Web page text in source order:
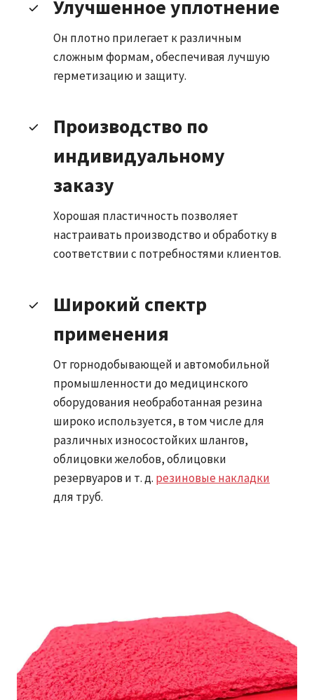
Улучшенное уплотнение
Он плотно прилегает к различным
сложным формам, обеспечивая лучшую
герметизацию и защиту.
Производство по
индивидуальному
заказу
Хорошая пластичность позволяет
настраивать производство и обработку в
соответствии с потребностями клиентов.
Широкий спектр
применения
От горнодобывающей и автомобильной
промышленности до медицинского
оборудования необработанная резина
широко используется, в том числе для
различных износостойких шлангов,
облицовки желобов, облицовки
резервуаров и т. д. резиновые накладки
для труб.